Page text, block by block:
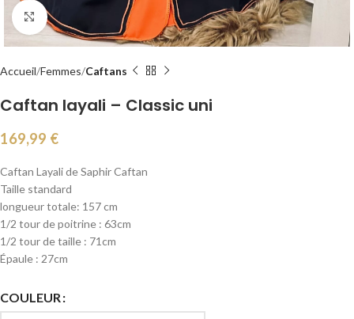
Agrandir
Accueil Femmes Caftans
Caftan layali – Classic uni
169,99 €
Caftan Layali de Saphir Caftan
Taille standard
longueur totale: 157 cm
1/2 tour de poitrine : 63cm
1/2 tour de taille : 71cm
Épaule : 27cm
COULEUR